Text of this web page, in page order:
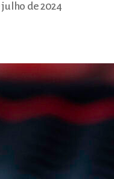
julho de 2024